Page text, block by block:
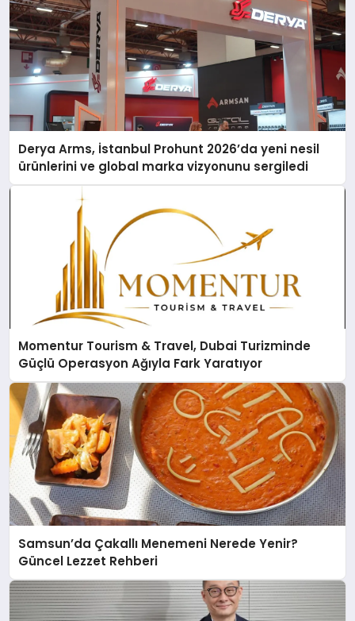
Derya Arms, İstanbul Prohunt 2026’da yeni nesil
ürünlerini ve global marka vizyonunu sergiledi
Momentur Tourism & Travel, Dubai Turizminde
Güçlü Operasyon Ağıyla Fark Yaratıyor
Samsun’da Çakallı Menemeni Nerede Yenir?
Güncel Lezzet Rehberi